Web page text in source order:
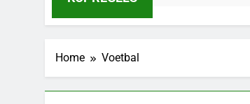
Home Voetbal